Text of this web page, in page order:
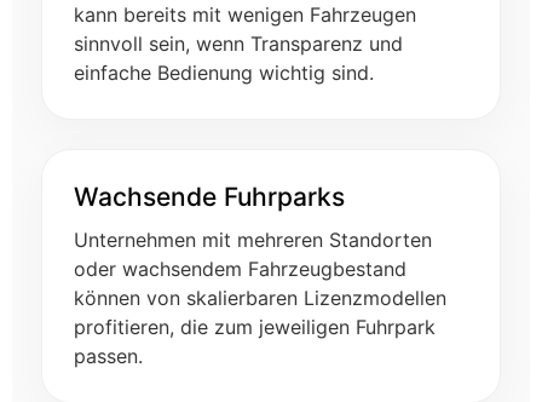
kann bereits mit wenigen Fahrzeugen
sinnvoll sein, wenn Transparenz und
einfache Bedienung wichtig sind.
Wachsende Fuhrparks
Unternehmen mit mehreren Standorten
oder wachsendem Fahrzeugbestand
können von skalierbaren Lizenzmodellen
profitieren, die zum jeweiligen Fuhrpark
passen.